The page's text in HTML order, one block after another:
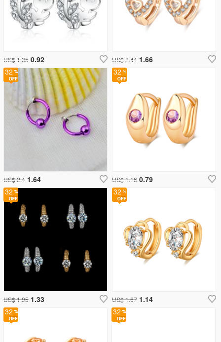
US$ 1.35 0.92
32
US$ 2.4 1.64
32
US$ 1.67 1.14
32
US$ 2.44 1.66
32
US$ 1.16 0.79
32
32
US$ 1.95 1.33